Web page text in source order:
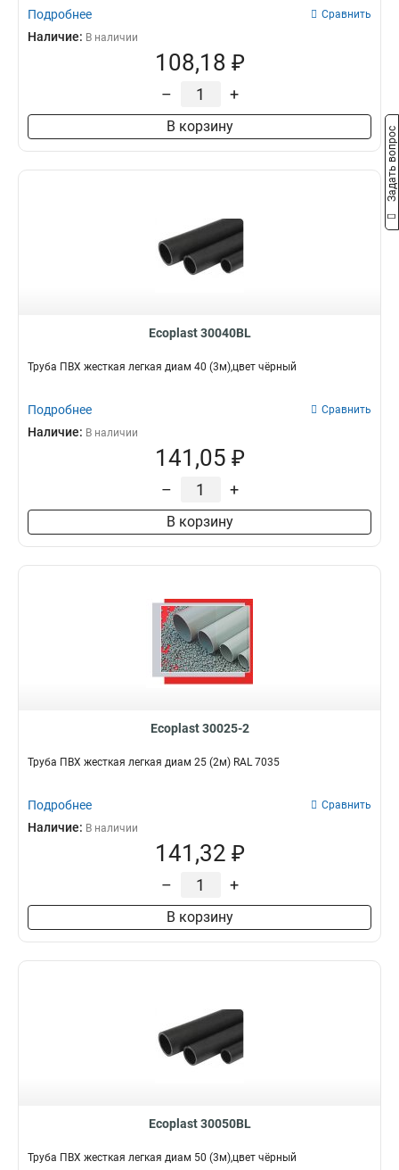
Подробнее Сравнить
Наличие: В наличии
108,18 ₽
– +
В корзину
Ecoplast 30040BL
Труба ПВХ жесткая легкая диам 40 (3м),цвет чёрный
Подробнее Сравнить
Наличие: В наличии
141,05 ₽
– +
В корзину
Ecoplast 30025-2
Труба ПВХ жесткая легкая диам 25 (2м) RAL 7035
Подробнее Сравнить
Наличие: В наличии
141,32 ₽
– +
В корзину
Ecoplast 30050BL
Труба ПВХ жесткая легкая диам 50 (3м),цвет чёрный
Задать вопрос